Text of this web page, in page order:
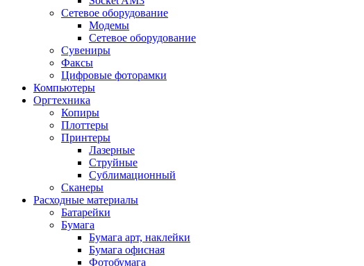
Сетевое оборудование
Модемы
Сетевое оборудование
Сувениры
Факсы
Цифровые фоторамки
Компьютеры
Оргтехника
Копиры
Плоттеры
Принтеры
Лазерные
Струйные
Сублимационный
Сканеры
Расходные материалы
Батарейки
Бумага
Бумага арт, наклейки
Бумага офисная
Фотобумага